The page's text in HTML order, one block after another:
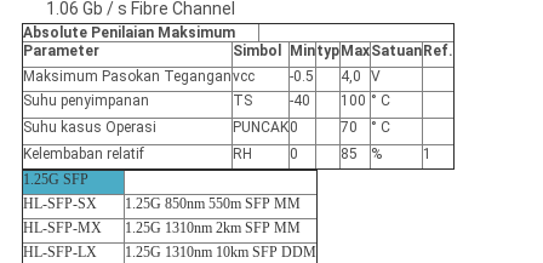
1.06 Gb / s Fibre Channel
Absolute Penilaian Maksimum
Parameter
Simbol Mintyp MaxSatuan Ref.
Maksimum Pasokan Teganganvcc -0.5 4,0
V
Suhu penyimpanan
TS -40 100 ° C
Suhu kasus Operasi
PUNCAK0 70
° C
Kelembaban relatif
RH 0 85 %
1
1.25G SFP
HL-SFP-SX
1.25G 850nm 550m SFP MM
HL-SFP-MX
1.25G 1310nm 2km SFP MM
HL-SFP-LX
1.25G 1310nm 10km SFP DDM